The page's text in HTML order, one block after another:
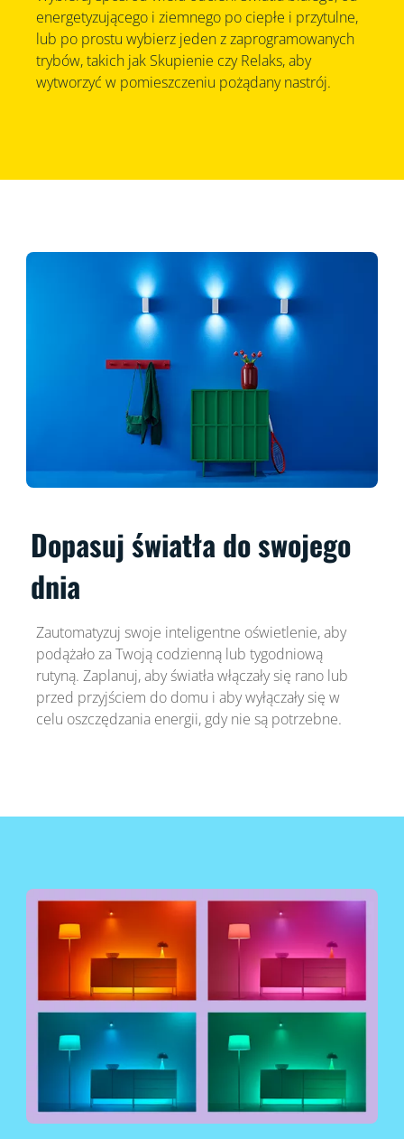
energetyzującego i ziemnego po ciepłe i przytulne,
lub po prostu wybierz jeden z zaprogramowanych
trybów, takich jak Skupienie czy Relaks, aby
wytworzyć w pomieszczeniu pożądany nastrój.
Dopasuj światła do swojego
dnia
Zautomatyzuj swoje inteligentne oświetlenie, aby
podążało za Twoją codzienną lub tygodniową
rutyną. Zaplanuj, aby światła włączały się rano lub
przed przyjściem do domu i aby wyłączały się w
celu oszczędzania energii, gdy nie są potrzebne.